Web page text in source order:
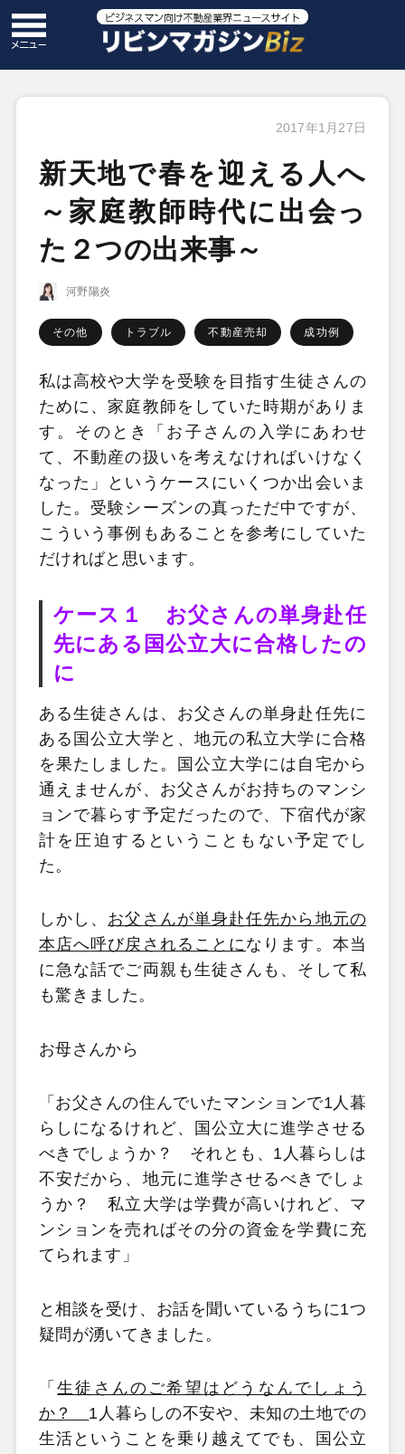
2017年1月27日
新天地で春を迎える人へ
～家庭教師時代に出会っ
た２つの出来事～
河野陽炎
その他 トラブル 不動産売却 成功例
私は高校や大学を受験を目指す生徒さんの
ために、家庭教師をしていた時期がありま
す。そのとき「お子さんの入学にあわせ
て、不動産の扱いを考えなければいけなく
なった」というケースにいくつか出会いま
した。受験シーズンの真っただ中ですが、
こういう事例もあることを参考にしていた
だければと思います。
ケース１ お父さんの単身赴任
先にある国公立大に合格したの
に
ある生徒さんは、お父さんの単身赴任先に
ある国公立大学と、地元の私立大学に合格
を果たしました。国公立大学には自宅から
通えませんが、お父さんがお持ちのマンシ
ョンで暮らす予定だったので、下宿代が家
計を圧迫するということもない予定でし
た。
しかし、 お父さんが単身赴任先から地元の
本店へ呼び戻されることになります。本当
に急な話でご両親も生徒さんも、そして私
も驚きました。
お母さんから
「お父さんの住んでいたマンションで1人暮
らしになるけれど、国公立大に進学させる
べきでしょうか？ それとも、1人暮らしは
不安だから、地元に進学させるべきでしょ
うか？ 私立大学は学費が高いけれど、マ
ンションを売ればその分の資金を学費に充
てられます」
と相談を受け、お話を聞いているうちに1つ
疑問が湧いてきました。
「生徒さんのご希望はどうなんでしょう
か？ 1人暮らしの不安や、未知の土地での
生活ということを乗り越えてでも、国公立